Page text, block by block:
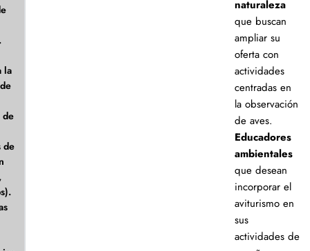
la
de
de
naturaleza
que buscan
ampliar su
oferta con
actividades
centradas en
la observación
de aves.
Educadores
ambientales
que desean
incorporar el
aviturismo en
sus
actividades de